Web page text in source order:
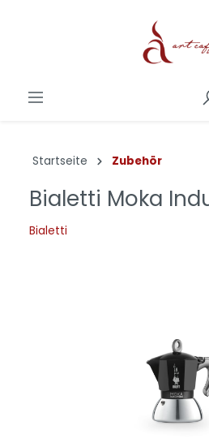
Startseite Zubehör
Bialetti Moka
Bialetti